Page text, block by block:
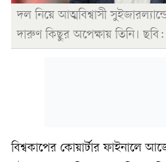
দল নিয়ে আত্মবিশ্বাসী
দারুণ কিছুর অপেক্ষায় তিনি।
বিশ্বকাপের কোয়ার্টার ফাইনালে